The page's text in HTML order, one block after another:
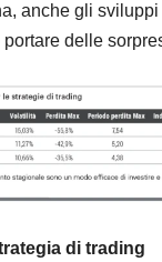
anche gli
delle
di trading